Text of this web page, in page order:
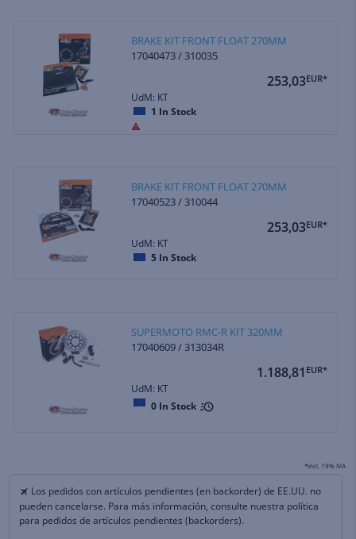
BRAKE KIT FRONT FLOAT 270MM
17040473 / 310035
253,03EUR*
UdM: KT
1 In Stock
BRAKE KIT FRONT FLOAT 270MM
17040523 / 310044
253,03EUR*
UdM: KT
5 In Stock
SUPERMOTO RMC-R KIT 320MM
17040609 / 313034R
1.188,81 EUR*
UdM: KT
0 In Stock
*incl. 19% IVA
Los pedidos con artículos pendientes (en backorder) de EE.UU. no
pueden cancelarse. Para más información, consulte nuestra política
para pedidos de artículos pendientes (backorders).